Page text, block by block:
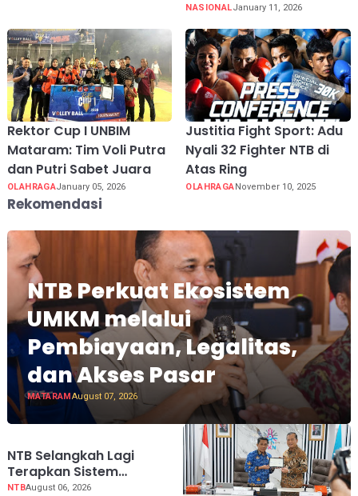
NASIONALJanuary 11, 2026
Rektor Cup I UNBIM
Mataram: Tim Voli Putra
dan Putri Sabet Juara
OLAHRAGAJanuary 05, 2026
Justitia Fight Sport: Adu
Nyali 32 Fighter NTB di
Atas Ring
OLAHRAGANovember 10, 2025
Rekomendasi
NTB Perkuat Ekosistem
UMKM melalui
Pembiayaan, Legalitas,
dan Akses Pasar
MATARAMAugust 07, 2026
NTB Selangkah Lagi
Terapkan Sistem
Manajemen Talenta ASN
NTBAugust 06, 2026